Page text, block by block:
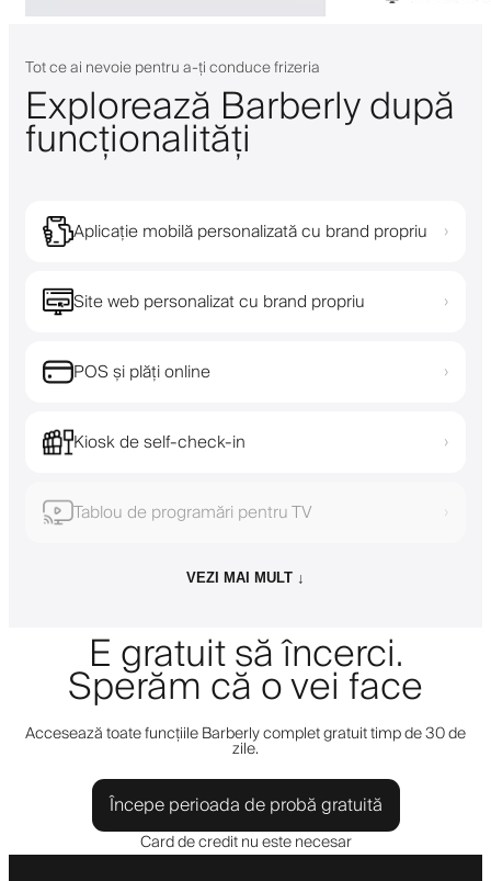
Tot ce ai nevoie pentru a-ți conduce frizeria
Explorează Barberly după
funcționalități
Aplicație mobilă personalizată cu brand propriu ›
Site web personalizat cu brand propriu ›
POS și plăți online ›
Kiosk de self-check-in ›
Tablou de programări pentru TV ›
VEZI MAI MULT ↓
E gratuit să încerci.
Sperăm că o vei face
Accesează toate funcțiile Barberly complet gratuit timp de 30 de
zile.
Începe perioada de probă gratuită
Card de credit nu este necesar